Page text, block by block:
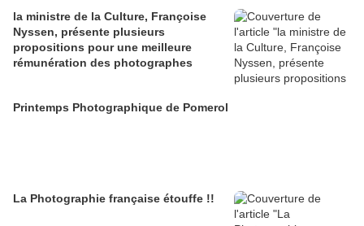
la ministre de la Culture, Françoise
Nyssen, présente plusieurs
propositions pour une meilleure
rémunération des photographes
Printemps Photographique de Pomerol
La Photographie française étouffe !!